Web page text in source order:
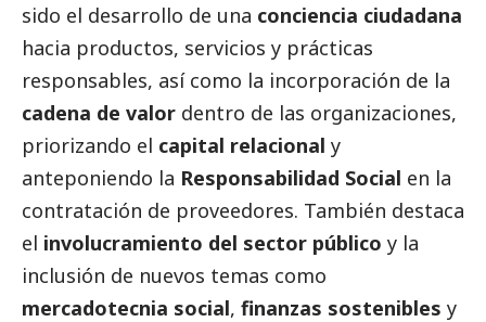
sido el desarrollo de una conciencia ciudadana
hacia productos, servicios y prácticas
responsables, así como la incorporación de la
cadena de valor dentro de las organizaciones,
priorizando el capital relacional y
anteponiendo la Responsabilidad Social en la
contratación de proveedores. También destaca
el involucramiento del sector público y la
inclusión de nuevos temas como
mercadotecnia social, finanzas sostenibles y